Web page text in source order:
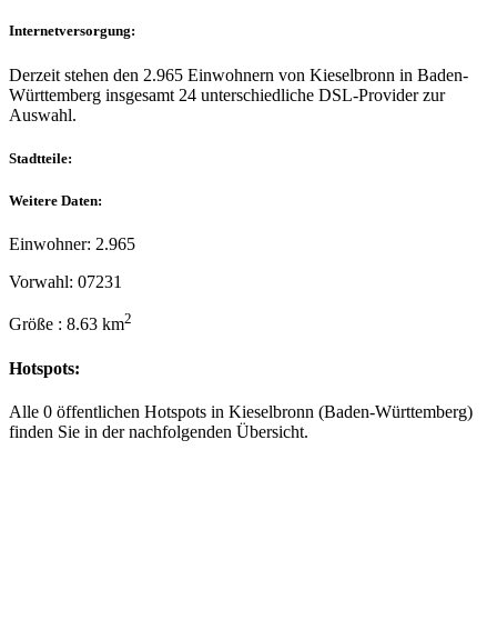
Internetversorgung:
Derzeit stehen den 2.965 Einwohnern von Kieselbronn in Baden-
Württemberg insgesamt 24 unterschiedliche DSL-Provider zur
Auswahl.
Stadtteile:
Weitere Daten:
Einwohner: 2.965
Vorwahl: 07231
Größe : 8.63 km2
Hotspots:
Alle 0 öffentlichen Hotspots in Kieselbronn (Baden-Württemberg)
finden Sie in der nachfolgenden Übersicht.